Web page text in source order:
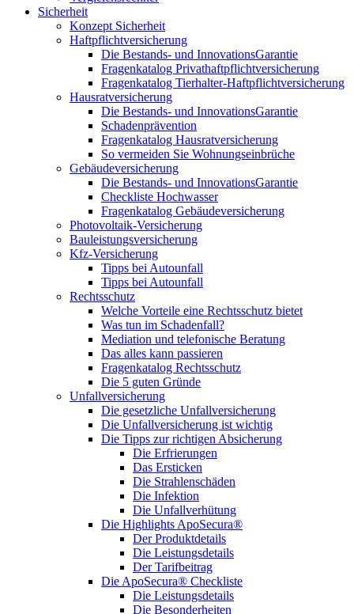
Sicherheit
Konzept Sicherheit
Haftpflichtversicherung
Die Bestands- und InnovationsGarantie
Fragenkatalog Privathaftpflichtversicherung
Fragenkatalog Tierhalter-Haftpflichtversicherung
Hausratversicherung
Die Bestands- und InnovationsGarantie
Schadenprävention
Fragenkatalog Hausratversicherung
So vermeiden Sie Wohnungseinbrüche
Gebäudeversicherung
Die Bestands- und InnovationsGarantie
Checkliste Hochwasser
Fragenkatalog Gebäudeversicherung
Photovoltaik-Versicherung
Bauleistungsversicherung
Kfz-Versicherung
Tipps bei Autounfall
Tipps bei Autounfall
Rechtsschutz
Welche Vorteile eine Rechtsschutz bietet
Was tun im Schadenfall?
Mediation und telefonische Beratung
Das alles kann passieren
Fragenkatalog Rechtsschutz
Die 5 guten Gründe
Unfallversicherung
Die gesetzliche Unfallversicherung
Die Unfallversicherung ist wichtig
Die Tipps zur richtigen Absicherung
Die Erfrierungen
Das Ersticken
Die Strahlenschäden
Die Infektion
Die Unfallverhütung
Die Highlights ApoSecura®
Der Produktdetails
Die Leistungsdetails
Der Tarifbeitrag
Die ApoSecura® Checkliste
Die Leistungsdetails
Die Besonderheiten